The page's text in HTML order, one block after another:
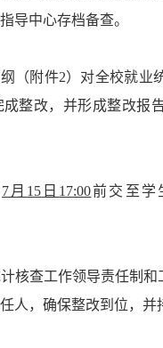
导中心存档备查。
（附件2）对全校就业
整改，并形成整改报
7月 15 日 17:00前交至学
核查工作领导责任制
人，确保整改到位，并